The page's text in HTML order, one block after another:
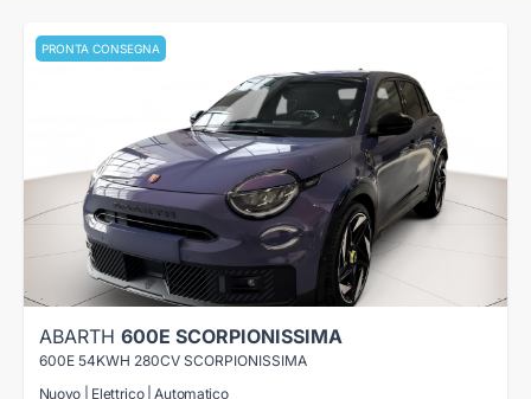
PRONTA CONSEGNA
ABARTH 600E SCORPIONISSIMA
600E 54KWH 280CV SCORPIONISSIMA
Nuovo | Elettrico | Automatico